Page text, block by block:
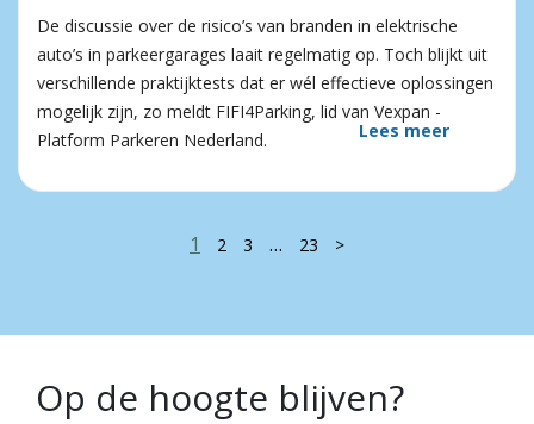
De discussie over de risico’s van branden in elektrische
auto’s in parkeergarages laait regelmatig op. Toch blijkt uit
verschillende praktijktests dat er wél effectieve oplossingen
mogelijk zijn, zo meldt FIFI4Parking, lid van Vexpan -
Platform Parkeren Nederland.
Lees meer
1 2 3 … 23 >
Op de hoogte blijven?